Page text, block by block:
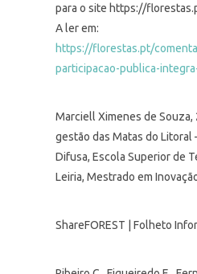
para o site https://
A ler em:
https://florestas.pt/
participacao-publica-
Marciell Ximenes de
gestão das Matas do Litoral
Difusa, Escola Superior de
Leiria, Mestrado em
ShareFOREST | Folheto